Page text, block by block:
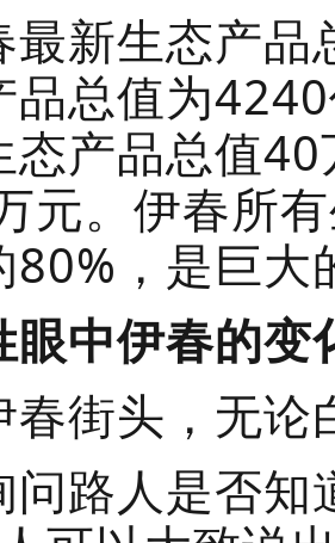
最新生态产
品总值为
态产品总值
元。伊春所
80%，是巨
眼中伊春的变
春街头，无
问路人是否知